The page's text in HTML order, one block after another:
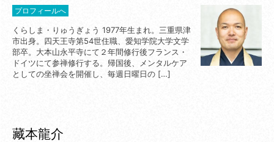
くらしま・りゅうぎょう 1977年生まれ。三重県津
市出身。四天王寺第54世住職、愛知学院大学文学
部卒。大本山永平寺にて２年間修行後フランス・
ドイツにて参禅修行する。帰国後、メンタルケア
としての坐禅会を開催し、毎週日曜日の […]
プロフィールへ
藏本龍介